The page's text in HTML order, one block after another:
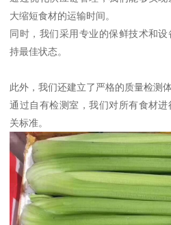
大缩短食材的运输时间。
同时，我们采用专业的保鲜技术和
持最佳状态。
此外，我们还建立了严格的质量检测体
通过自有检测室，我们对所有食材
关标准。